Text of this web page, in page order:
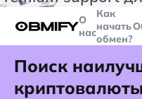
больше
О
нас
Как
начать
обмен?
Поиск
криптовалюты